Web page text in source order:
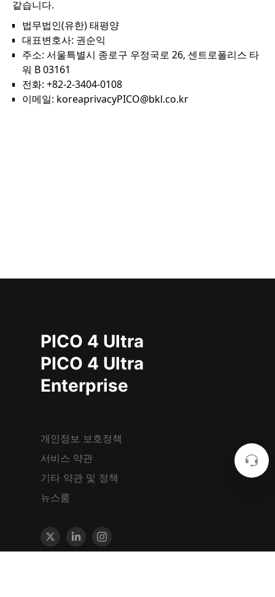
PICO 4 Ultra
PICO 4 Ultra
Enterprise
개인정보 보호정책
서비스 약관
기타 약관 및 정책
뉴스룸